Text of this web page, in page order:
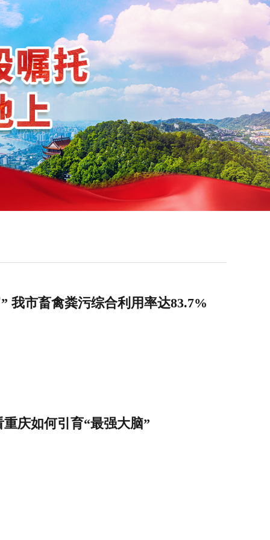
我市畜禽粪污综合利用率达83.7%
庆如何引育“最强大脑”